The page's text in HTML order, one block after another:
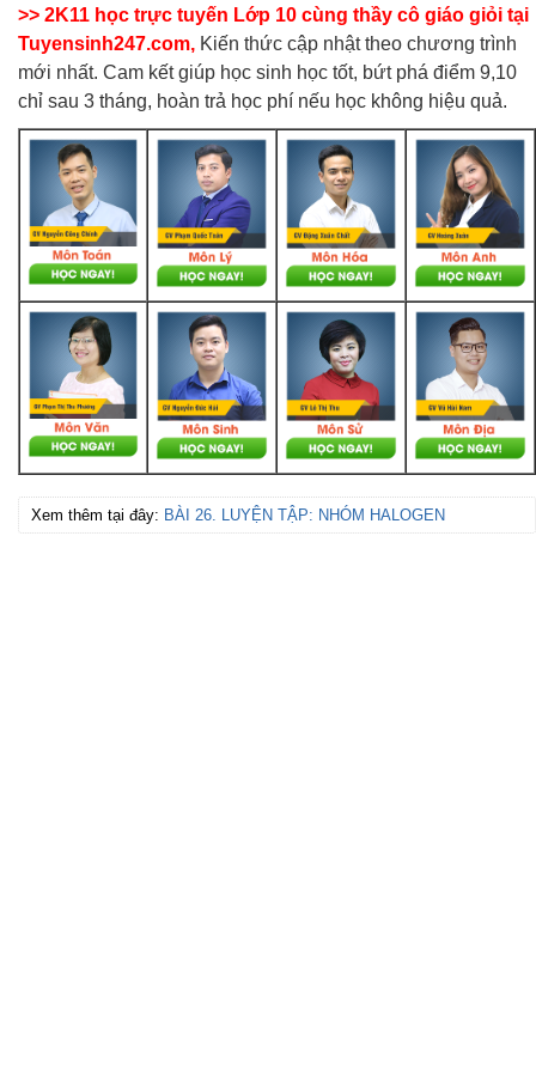
>> 2K11 học trực tuyến Lớp 10 cùng thầy cô giáo giỏi tại
Tuyensinh247.com, Kiến thức cập nhật theo chương trình
mới nhất. Cam kết giúp học sinh học tốt, bứt phá điểm 9,10
chỉ sau 3 tháng, hoàn trả học phí nếu học không hiệu quả.
Xem thêm tại đây: BÀI 26. LUYỆN TẬP: NHÓM HALOGEN